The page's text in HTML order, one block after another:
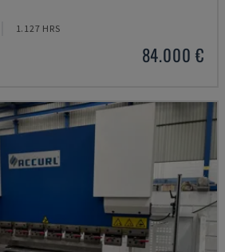
1.127 HRS
84.000 €